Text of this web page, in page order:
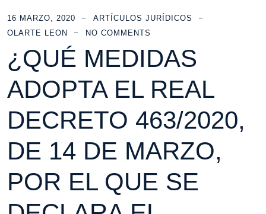
16 MARZO, 2020
ARTÍCULOS JURÍDICOS
OLARTE LEON
NO COMMENTS
¿QUÉ MEDIDAS
ADOPTA EL REAL
DECRETO 463/2020,
DE 14 DE MARZO,
POR EL QUE SE